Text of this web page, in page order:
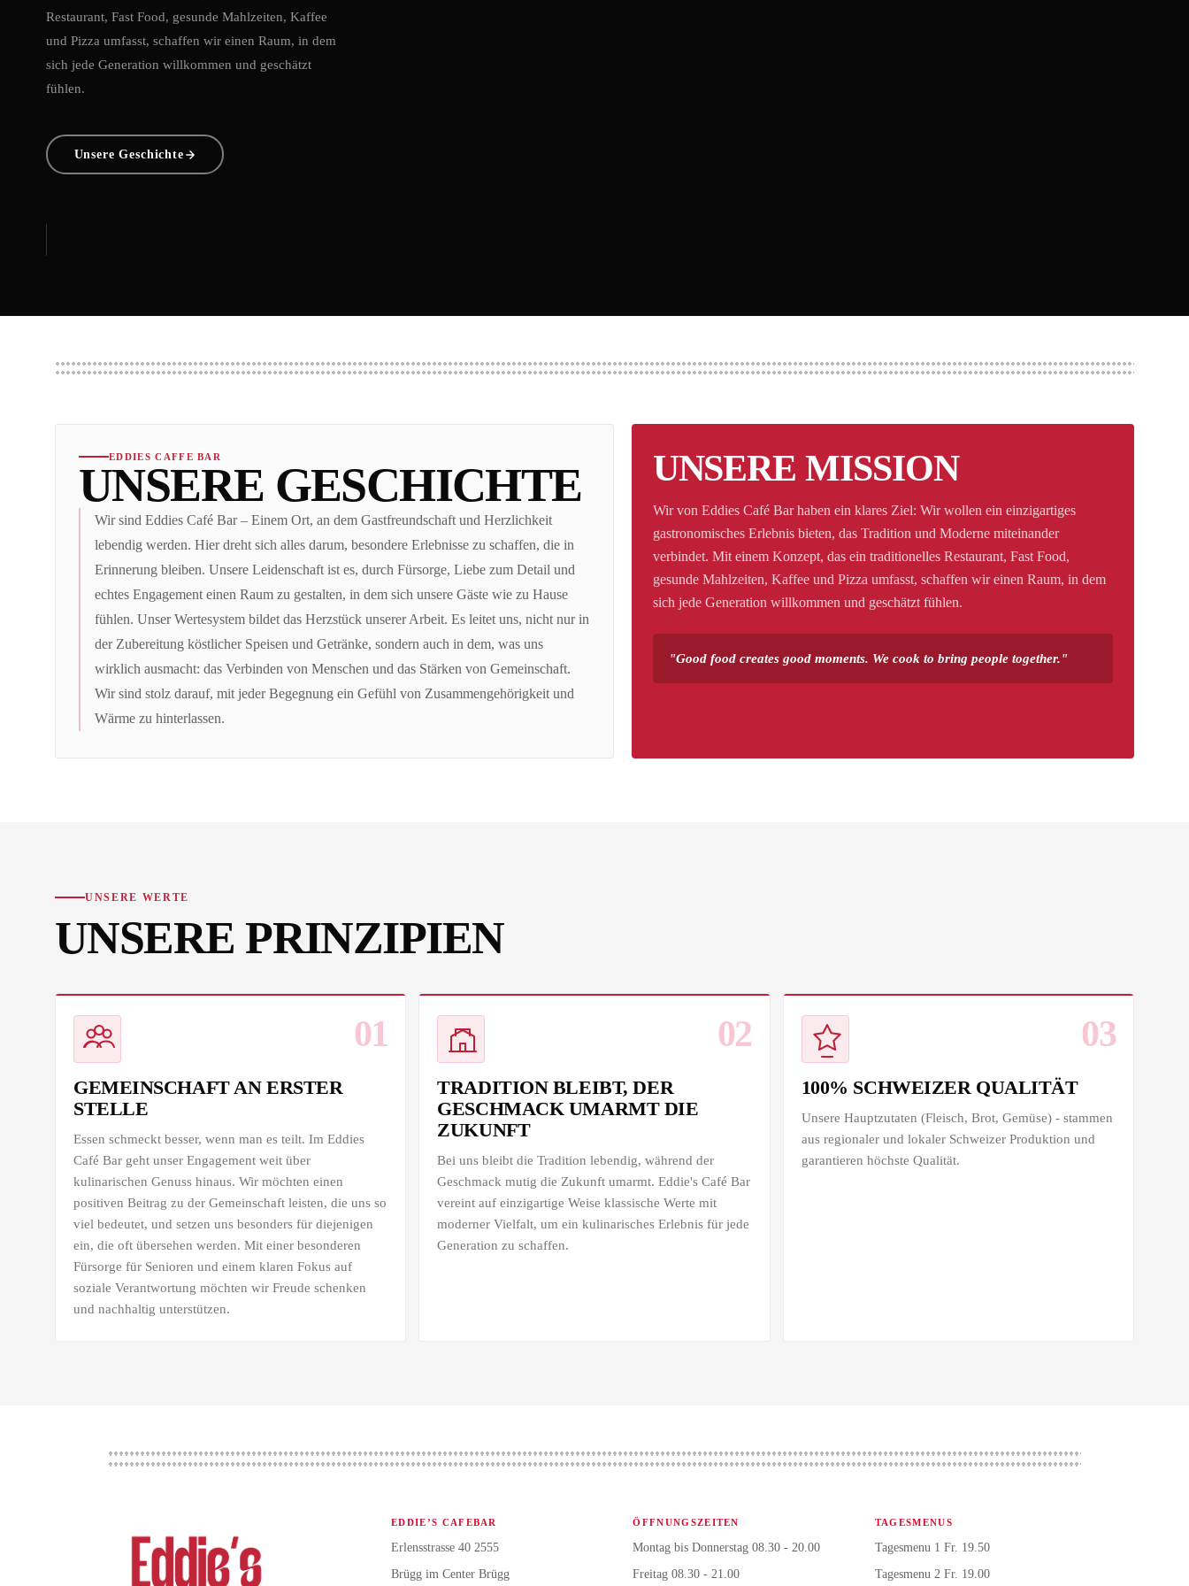
Restaurant, Fast Food, gesunde Mahlzeiten, Kaffee
und Pizza umfasst, schaffen wir einen Raum, in dem
sich jede Generation willkommen und geschätzt
fühlen.
Unsere Geschichte
EDDIES CAFFE BAR
UNSERE GESCHICHTE
Wir sind Eddies Café Bar – Einem Ort, an dem Gastfreundschaft und Herzlichkeit
lebendig werden. Hier dreht sich alles darum, besondere Erlebnisse zu schaffen, die in
Erinnerung bleiben. Unsere Leidenschaft ist es, durch Fürsorge, Liebe zum Detail und
echtes Engagement einen Raum zu gestalten, in dem sich unsere Gäste wie zu Hause
fühlen. Unser Wertesystem bildet das Herzstück unserer Arbeit. Es leitet uns, nicht nur in
der Zubereitung köstlicher Speisen und Getränke, sondern auch in dem, was uns
wirklich ausmacht: das Verbinden von Menschen und das Stärken von Gemeinschaft.
Wir sind stolz darauf, mit jeder Begegnung ein Gefühl von Zusammengehörigkeit und
Wärme zu hinterlassen.
UNSERE MISSION
Wir von Eddies Café Bar haben ein klares Ziel: Wir wollen ein einzigartiges
gastronomisches Erlebnis bieten, das Tradition und Moderne miteinander
verbindet. Mit einem Konzept, das ein traditionelles Restaurant, Fast Food,
gesunde Mahlzeiten, Kaffee und Pizza umfasst, schaffen wir einen Raum, in dem
sich jede Generation willkommen und geschätzt fühlen.
"Good food creates good moments. We cook to bring people together."
UNSERE WERTE
UNSERE PRINZIPIEN
01
GEMEINSCHAFT AN ERSTER
STELLE
Essen schmeckt besser, wenn man es teilt. Im Eddies
Café Bar geht unser Engagement weit über
kulinarischen Genuss hinaus. Wir möchten einen
positiven Beitrag zu der Gemeinschaft leisten, die uns so
viel bedeutet, und setzen uns besonders für diejenigen
ein, die oft übersehen werden. Mit einer besonderen
Fürsorge für Senioren und einem klaren Fokus auf
soziale Verantwortung möchten wir Freude schenken
und nachhaltig unterstützen.
02
TRADITION BLEIBT, DER
GESCHMACK UMARMT DIE
ZUKUNFT
Bei uns bleibt die Tradition lebendig, während der
Geschmack mutig die Zukunft umarmt. Eddie's Café Bar
vereint auf einzigartige Weise klassische Werte mit
moderner Vielfalt, um ein kulinarisches Erlebnis für jede
Generation zu schaffen.
03
100% SCHWEIZER QUALITÄT
Unsere Hauptzutaten (Fleisch, Brot, Gemüse) - stammen
aus regionaler und lokaler Schweizer Produktion und
garantieren höchste Qualität.
EDDIE’S CAFEBAR
Erlensstrasse 40 2555
Brügg im Center Brügg
ÖFFNUNGSZEITEN
Montag bis Donnerstag 08.30 - 20.00
Freitag 08.30 - 21.00
TAGESMENUS
Tagesmenu 1 Fr. 19.50
Tagesmenu 2 Fr. 19.00